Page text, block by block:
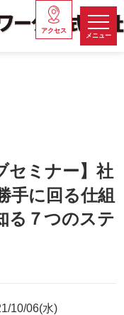
メニュー
アクセス
セミナー】社
手に回る仕組
る７つのステ
10/06(水)